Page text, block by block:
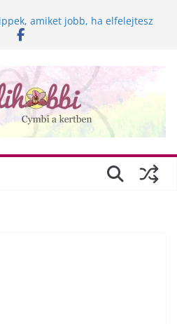
amiket jobb, ha elfelejtesz
a fűtésszezon
magról